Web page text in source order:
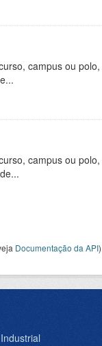
campus ou
campus ou
Documentação da API).